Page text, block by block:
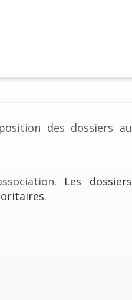
des dossiers au
. Les dossiers